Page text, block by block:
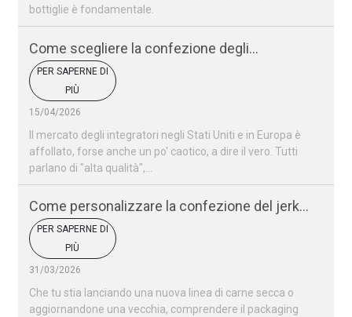
bottiglie è fondamentale.
Come scegliere la confezione degli
integratori?
PER SAPERNE DI
PIÙ
15/04/2026
Il mercato degli integratori negli Stati Uniti e in Europa è
affollato, forse anche un po' caotico, a dire il vero. Tutti
parlano di "alta qualità",...
Come personalizzare la confezione del jerky
di manzo
PER SAPERNE DI
PIÙ
31/03/2026
Che tu stia lanciando una nuova linea di carne secca o
aggiornandone una vecchia, comprendere il packaging